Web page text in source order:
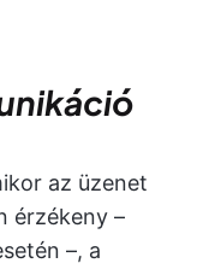
az üzenet
érzékeny –
–, a